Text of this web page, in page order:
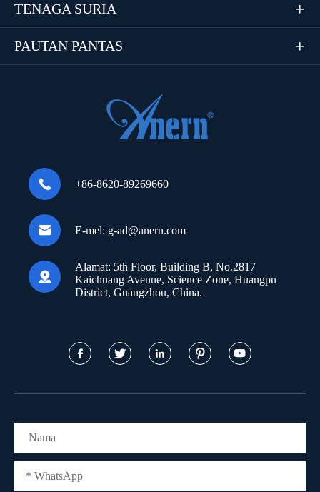
TENAGA SURIA 
PAUTAN PANTAS 
 +86-8620-89269660
 E-mel: g-ad@anern.com

Alamat: 5th Floor, Building B, No.2817
Kaichuang Avenue, Science Zone, Huangpu
District, Guangzhou, China.
    